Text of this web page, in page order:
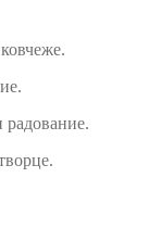
радование.